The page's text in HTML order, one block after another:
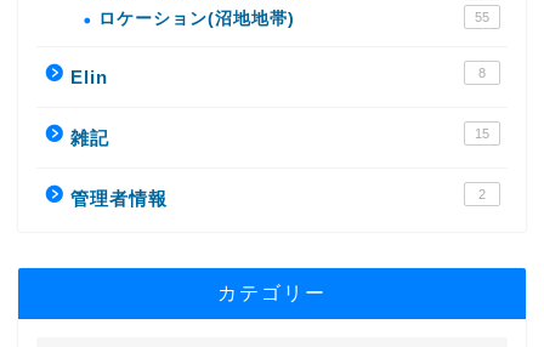
ロケーション(沼地地帯) 55
Elin 8
雑記 15
管理者情報 2
カテゴリー